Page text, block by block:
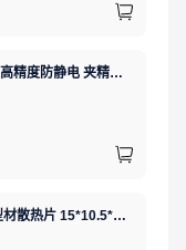
维修佬 工业用不锈钢镊子 加硬高精度防静电 夹精密电子元件弯细尖头电子专用夹子弯嘴镊子燕窝挑毛工具
XSD(鑫顺达)to-220二极管铝型材散热片 15*10.5*21 黑色带针大功率电子散热器（可定制）